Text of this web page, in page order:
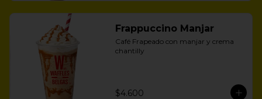
Frappuccino Manjar
Café Frapeado con manjar y crema
chantilly
$4.600